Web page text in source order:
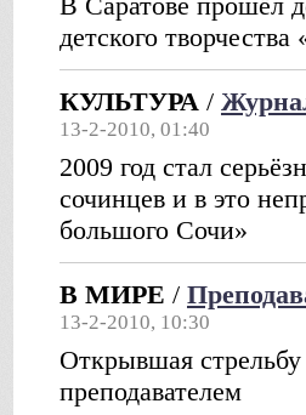
детского
КУЛЬТУРА /
13-2-2010, 01:40
2009 год стал
сочинцев и в это
большого Сочи»
В МИРЕ /
13-2-2010, 10:30
Открывшая
преподавателем